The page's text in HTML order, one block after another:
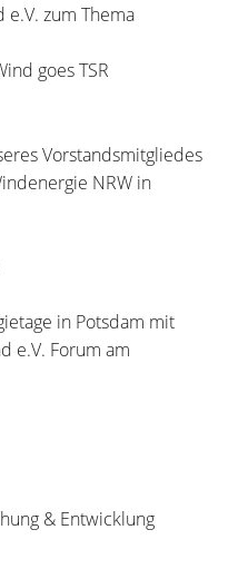
e.V. zum Thema
goes TSR
Vorstandsmitgliedes
NRW in
in Potsdam mit
e.V. Forum am
& Entwicklung